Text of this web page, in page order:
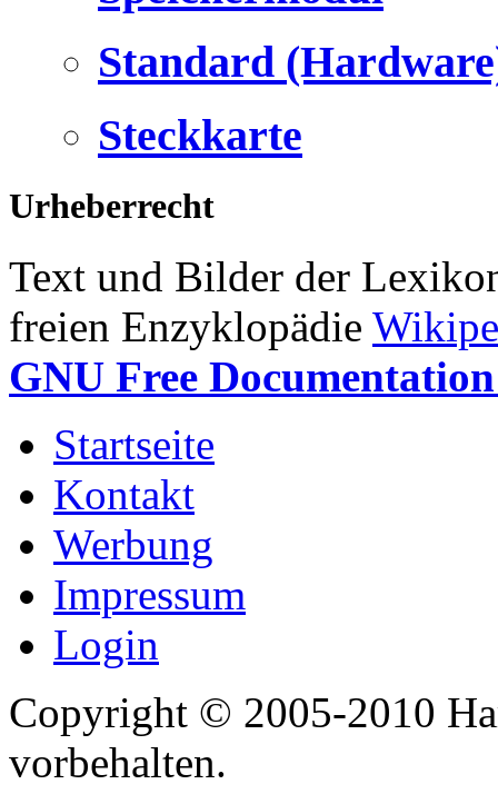
Standard
Steckkarte
Urheberrecht
Text und Bilder der
freien Enzyklopädie
GNU Free
Startseite
Kontakt
Werbung
Impressum
Login
Copyright © 2005-2010
vorbehalten.